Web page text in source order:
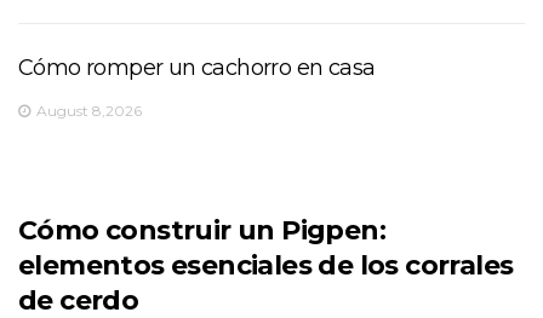
Cómo romper un cachorro en casa
August 8,2026
Cómo construir un Pigpen:
elementos esenciales de los corrales
de cerdo